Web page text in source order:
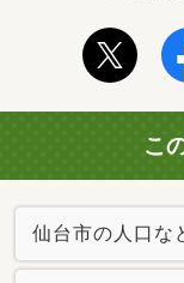
こ
仙台市の人口な